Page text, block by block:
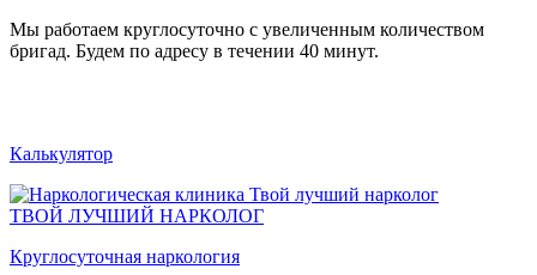
Мы работаем круглосуточно c увеличенным количеством
бригад. Будем по адресу в течении 40 минут.
Калькулятор
ТВОЙ ЛУЧШИЙ НАРКОЛОГ
Круглосуточная наркология